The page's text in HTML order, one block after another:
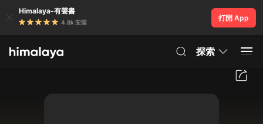
Himalaya-有聲書
4.8k 安裝
打開 App
探索